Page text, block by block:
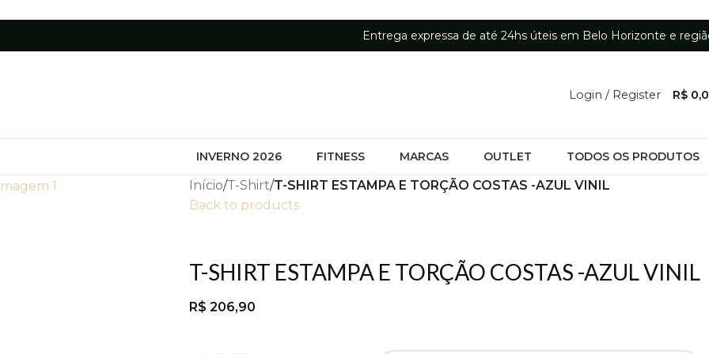
Entrega expressa de até 24hs úteis em Belo Horizonte e
Login / Register R$
INVERNO 2026 FITNESS MARCAS OUTLET TODOS OS PRODUTOS
Início/T-Shirt/T-SHIRT ESTAMPA E TORÇÃO COSTAS -AZUL VINIL
Back to products
T-SHIRT ESTAMPA E TORÇÃO COSTAS -AZUL VINIL
R$ 206,90